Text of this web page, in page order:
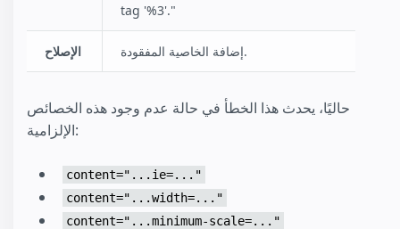
tag '%3'."
الإصلاح إضافة الخاصية المفقودة.
حاليًا، يحدث هذا الخطأ في حالة عدم وجود هذه الخصائص
الإلزامية:
content="...ie=..."
content="...width=..."
content="...minimum-scale=..."